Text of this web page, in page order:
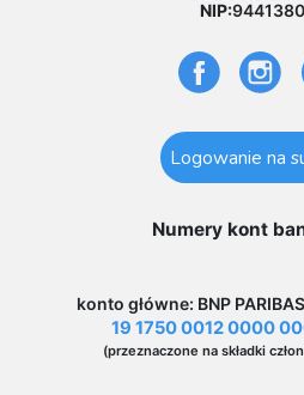
NIP:
Logowanie na
Numery kont
konto główne: BNP
19 1750 0012 0000
(przeznaczone na składki